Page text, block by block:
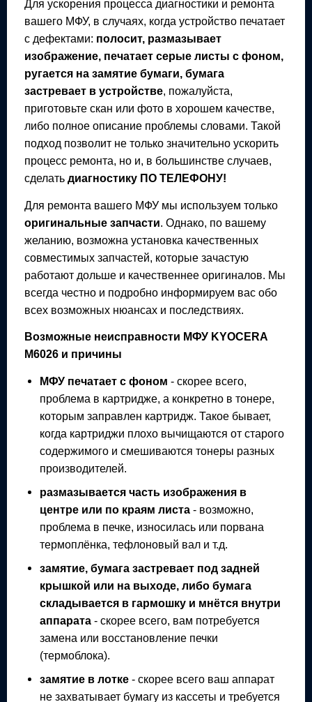
Для ускорения процесса диагностики и ремонта
вашего МФУ, в случаях, когда устройство печатает
с дефектами: полосит, размазывает
изображение, печатает серые листы с фоном,
ругается на замятие бумаги, бумага
застревает в устройстве, пожалуйста,
приготовьте скан или фото в хорошем качестве,
либо полное описание проблемы словами. Такой
подход позволит не только значительно ускорить
процесс ремонта, но и, в большинстве случаев,
сделать диагностику ПО ТЕЛЕФОНУ!
Для ремонта вашего МФУмы используем только
оригинальные запчасти. Однако, по вашему
желанию, возможна установка качественных
совместимых запчастей, которые зачастую
работают дольше и качественнее оригиналов. Мы
всегда честно и подробно информируем вас обо
всех возможных нюансах и последствиях.
Возможные неисправности МФУ KYOCERA
M6026и причины
МФУ печатает с фоном - скорее всего,
проблема в картридже, а конкретно в тонере,
которым заправлен картридж. Такое бывает,
когда картриджи плохо вычищаются от старого
содержимого и смешиваются тонеры разных
производителей.
размазывается часть изображения в
центре или по краям листа - возможно,
проблема в печке, износилась или порвана
термоплёнка, тефлоновый вал и т.д.
замятие, бумага застревает под задней
крышкой или на выходе, либо бумага
складывается в гармошку и мнётся внутри
аппарата - скорее всего, вам потребуется
замена или восстановление печки
(термоблока).
замятие в лотке - скорее всего ваш аппарат
не захватывает бумагу из кассеты и требуется